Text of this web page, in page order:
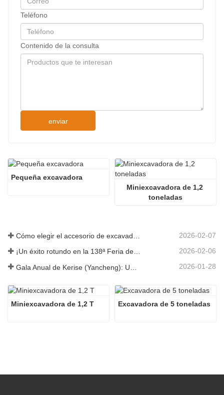
Teléfono
Contenido de la consulta
enviar
Pequeña excavadora
Miniexcavadora de 1,2
toneladas
2026-02-07
¡Un éxito rotundo en la 138ª Feria de Cantón! 2026-02-06
2026-01-28
Miniexcavadora de 1,2 T Excavadora de 5 toneladas